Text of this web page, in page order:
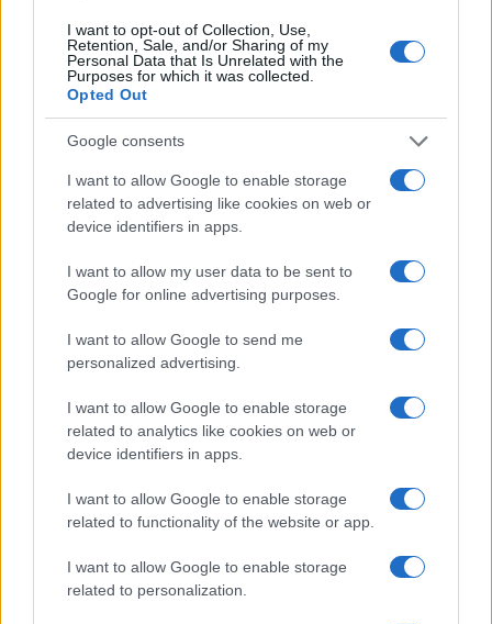
I want to opt-out of Collection, Use,
Retention, Sale, and/or Sharing of my
Personal Data that Is Unrelated with the
Purposes for which it was collected.
Opted Out
Google consents
I want to allow Google to enable storage
related to advertising like cookies on web or
device identifiers in apps.
I want to allow my user data to be sent to
Google for online advertising purposes.
I want to allow Google to send me
personalized advertising.
I want to allow Google to enable storage
related to analytics like cookies on web or
device identifiers in apps.
I want to allow Google to enable storage
related to functionality of the website or app.
I want to allow Google to enable storage
related to personalization.
F
a
ce
b
o
o
k
T
w
it
te
r
Pi
n
te
re
st
W
h
at
s
p
p
S
h
a
re
Prossimo articolo
NOTIZIE RECENTI
Incidente sulla strada provinciale ad Arzachena,
un ferito
Sangue, musica e solidarietà con Avis Olbia al
Delta Center
Meteo Olbia 9 agosto, temperature in calo
Salmo finisce in ospedale a Catania, ma il tour
va avanti: “Sicilia, ci sono”